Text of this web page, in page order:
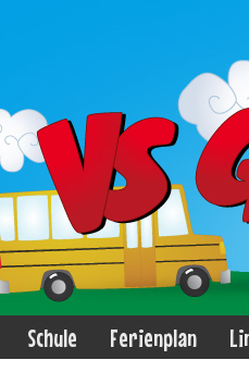
Schule Ferienplan